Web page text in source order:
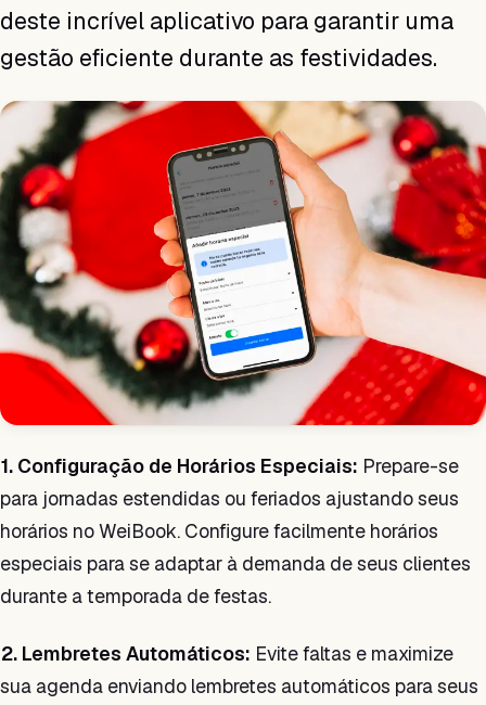
deste incrível aplicativo para garantir uma
gestão eficiente durante as festividades.
1. Configuração de Horários Especiais: Prepare-se
para jornadas estendidas ou feriados ajustando seus
horários no WeiBook. Configure facilmente horários
especiais para se adaptar à demanda de seus clientes
durante a temporada de festas.
2. Lembretes Automáticos: Evite faltas e maximize
sua agenda enviando lembretes automáticos para seus